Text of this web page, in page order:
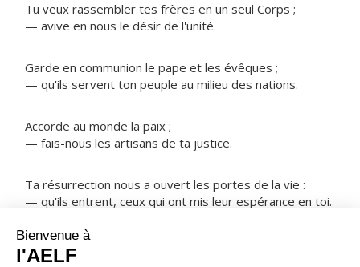
Tu veux rassembler tes frères en un seul Corps ;
— avive en nous le désir de l'unité.
Garde en communion le pape et les évêques ;
— qu'ils servent ton peuple au milieu des nations.
Accorde au monde la paix ;
— fais-nous les artisans de ta justice.
Ta résurrection nous a ouvert les portes de la vie :
— qu'ils entrent, ceux qui ont mis leur espérance en toi.
NOTRE PÈRE